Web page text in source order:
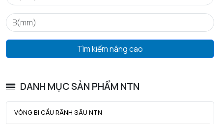
Tìm kiếm nâng cao
DANH MỤC SẢN PHẨM NTN
VÒNG BI CẦU RÃNH SÂU NTN